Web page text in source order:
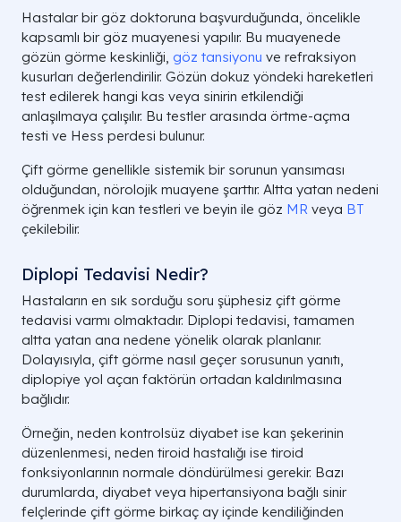
Hastalar bir göz doktoruna başvurduğunda, öncelikle
kapsamlı bir göz muayenesi yapılır. Bu muayenede
gözün görme keskinliği, göz tansiyonu ve refraksiyon
kusurları değerlendirilir. Gözün dokuz yöndeki hareketleri
test edilerek hangi kas veya sinirin etkilendiği
anlaşılmaya çalışılır. Bu testler arasında örtme-açma
testi ve Hess perdesi bulunur.
Çift görme genellikle sistemik bir sorunun yansıması
olduğundan, nörolojik muayene şarttır. Altta yatan nedeni
öğrenmek için kan testleri ve beyin ile göz MR veya BT
çekilebilir.
Diplopi Tedavisi Nedir?
Hastaların en sık sorduğu soru şüphesiz çift görme
tedavisi varmı olmaktadır. Diplopi tedavisi, tamamen
altta yatan ana nedene yönelik olarak planlanır.
Dolayısıyla, çift görme nasıl geçer sorusunun yanıtı,
diplopiye yol açan faktörün ortadan kaldırılmasına
bağlıdır.
Örneğin, neden kontrolsüz diyabet ise kan şekerinin
düzenlenmesi, neden tiroid hastalığı ise tiroid
fonksiyonlarının normale döndürülmesi gerekir. Bazı
durumlarda, diyabet veya hipertansiyona bağlı sinir
felçlerinde çift görme birkaç ay içinde kendiliğinden